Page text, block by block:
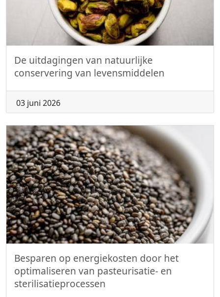
De uitdagingen van natuurlijke
conservering van levensmiddelen
03 juni 2026
Besparen op energiekosten door het
optimaliseren van pasteurisatie- en
sterilisatieprocessen